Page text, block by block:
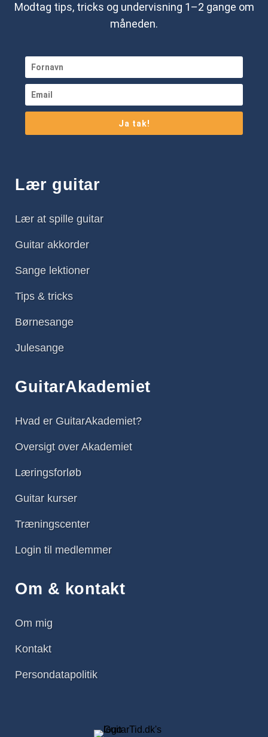
Modtag tips, tricks og undervisning 1–2 gange om
måneden.
Ja tak!
Lær guitar
Lær at spille guitar
Guitar akkorder
Sange lektioner
Tips & tricks
Børnesange
Julesange
GuitarAkademiet
Hvad er GuitarAkademiet?
Oversigt over Akademiet
Læringsforløb
Guitar kurser
Træningscenter
Login til medlemmer
Om & kontakt
Om mig
Kontakt
Persondatapolitik